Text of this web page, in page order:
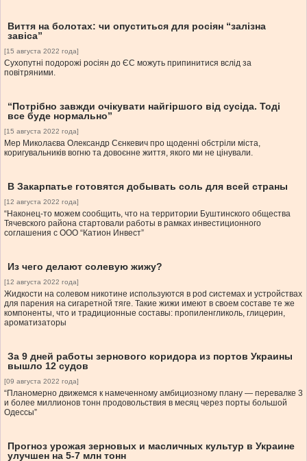
Виття на болотах: чи опуститься для росіян “залізна
завіса”
[15 августа 2022 года]
Сухопутні подорожі росіян до ЄС можуть припинитися вслід за
повітряними.
“Потрібно завжди очікувати найгіршого від сусіда. Тоді
все буде нормально”
[15 августа 2022 года]
Мер Миколаєва Олександр Сєнкевич про щоденні обстріли міста,
коригувальників вогню та довоєнне життя, якого ми не цінували.
В Закарпатье готовятся добывать соль для всей страны
[12 августа 2022 года]
“Наконец-то можем сообщить, что на территории Буштинского общества
Тячевского района стартовали работы в рамках инвестиционного
соглашения с ООО “Катион Инвест”
Из чего делают солевую жижу?
[12 августа 2022 года]
Жидкости на солевом никотине используются в pod системах и устройствах
для парения на сигаретной тяге. Такие жижи имеют в своем составе те же
компоненты, что и традиционные составы: пропиленгликоль, глицерин,
ароматизаторы
За 9 дней работы зернового коридора из портов Украины
вышло 12 судов
[09 августа 2022 года]
“Планомерно движемся к намеченному амбициозному плану — перевалке 3
и более миллионов тонн продовольствия в месяц через порты большой
Одессы”
Прогноз урожая зерновых и масличных культур в Украине
улучшен на 5-7 млн тонн